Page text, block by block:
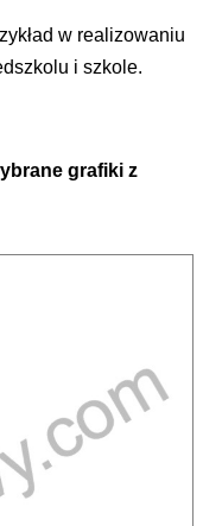
w realizowaniu
i szkole.
grafiki z